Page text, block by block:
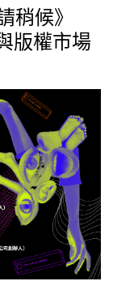
稍候》
版權市場